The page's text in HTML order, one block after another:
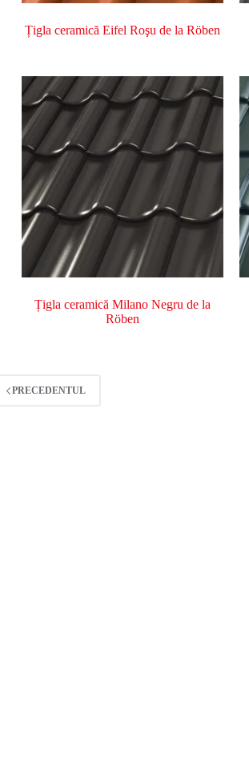
Țigla ceramică Eifel Roşu de la Röben
Țigla ceramică Milano Negru de la
Röben
PRECEDENTUL